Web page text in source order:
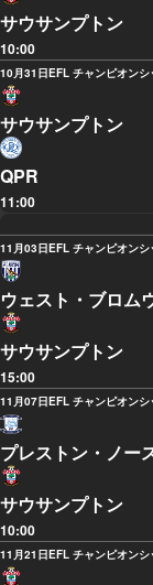
サウサンプトン
10:00
10月31日EFL チャンピオンシ
サウサンプトン
QPR
11:00
11月03日EFL チャンピオンシ
ウェスト・ブロム
サウサンプトン
15:00
11月07日EFL チャンピオンシ
プレストン・ノー
サウサンプトン
10:00
11月21日EFL チャンピオンシ